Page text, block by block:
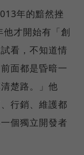
年的黯然挫
才開始有「創
看，不知道情
面都是昏暗一
楚路。」他
行銷、維護都
個獨立開發者